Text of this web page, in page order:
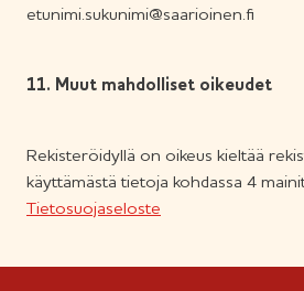
etunimi.sukunimi@saarioinen.fi
11. Muut mahdolliset oikeudet
Rekisteröidyllä on oikeus kieltää
käyttämästä tietoja kohdassa 4
Tietosuojaseloste